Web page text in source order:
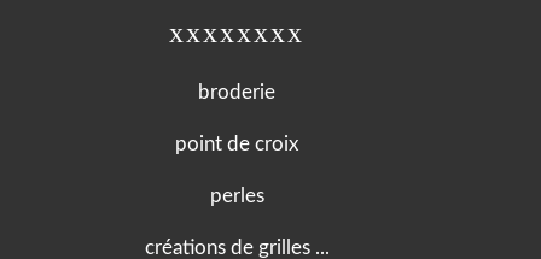
xxxxxxxx
broderie
point de croix
perles
créations de grilles ...